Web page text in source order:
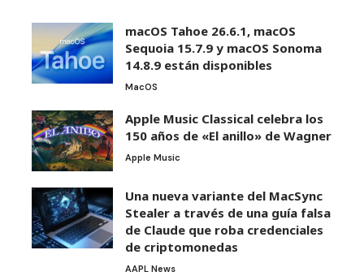
macOS Tahoe 26.6.1, macOS
Sequoia 15.7.9 y macOS Sonoma
14.8.9 están disponibles
MacOS
Apple Music Classical celebra los
150 años de «El anillo» de Wagner
Apple Music
Una nueva variante del MacSync
Stealer a través de una guía falsa
de Claude que roba credenciales
de criptomonedas
AAPL News